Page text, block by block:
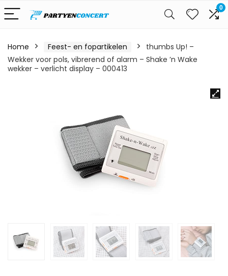
0
Home Feest- en fopartikelen
thumbs Up! –
Wekker voor pols, vibrerend of alarm – Shake ’n Wake
wekker – verlicht display – 000413